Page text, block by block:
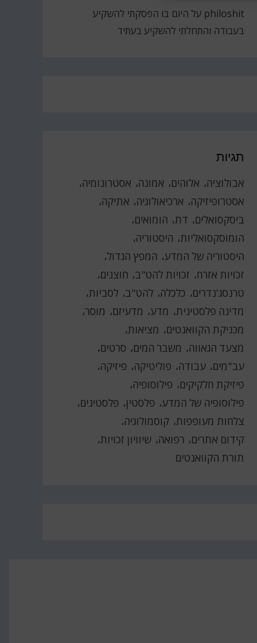
philoshit על היום בו הפסקתי להשקיע
בעבודה והתחלתי להשקיע בעתיד
תגיות
אבולוציה אלוהים אמונה
אסטרונומיה
אסטרופיזיקה
ארכיאולוגיה
אתיקה
ביסקסואלים
דת הומואים
הומוסקסואליות היסטוריה
היסטוריה של המדע המפץ הגדול
זכויות אזרח
זכויות להט"ב חוצנים
טרנסג'נדרים
כלכלה להט"ב לסביות
מדינה פלסטינית
מדע מדעיזם
מוסר
מכניקת הקוואנטים
מציאות
מצעד הגאווה
משבר המים
סרטים
עב"מים עבודה פוליטיקה
פיזיקה
פיזיקת חלקיקים
פילוסופיה
פילוסופיה של המדע פלסטין פלסטינים
צלחות מעופפות קוסמולוגיה
קידום אתרים
רפואה שיוויון זכויות
תורת הקוואנטים